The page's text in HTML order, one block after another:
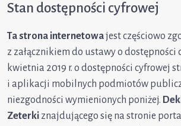
Stan dostępności cyfrowej
Ta strona internetowajest częściowo
z załącznikiem do ustawy o dostępności
kwietnia 2019 r. o dostępności cyfrowej
i aplikacji mobilnych podmiotów
niezgodności wymienionych poniżej.
Zeterki znajdującego się na stronie